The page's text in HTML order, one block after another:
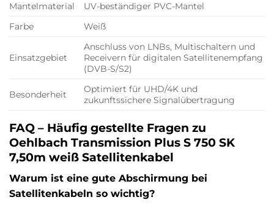
Mantelmaterial
UV-beständiger PVC-Mantel
Farbe
Weiß
Einsatzgebiet
Anschluss von LNBs, Multischaltern und
Receivern für digitalen Satellitenempfang
(DVB-S/S2)
Besonderheit
Optimiert für UHD/4K und
zukunftssichere Signalübertragung
FAQ – Häufig gestellte Fragen zu
Oehlbach Transmission Plus S 750 SK
7,50m weiß Satellitenkabel
Warum ist eine gute Abschirmung bei
Satellitenkabeln so wichtig?